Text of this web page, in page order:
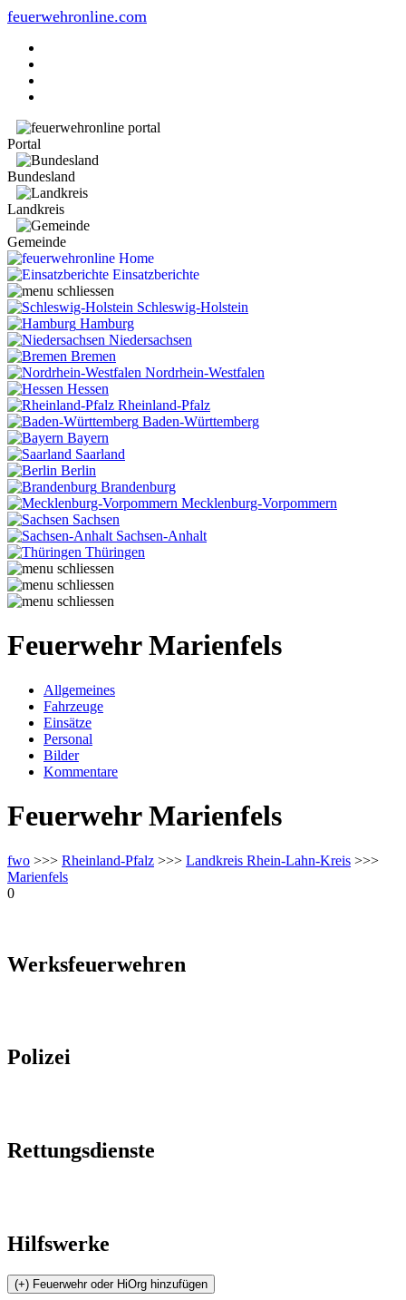
feuerwehronline.com
Portal
Bundesland
Landkreis
Gemeinde
Home
Einsatzberichte
Schleswig-Holstein
Hamburg
Niedersachsen
Bremen
Nordrhein-Westfalen
Hessen
Rheinland-Pfalz
Baden-Württemberg
Bayern
Saarland
Berlin
Brandenburg
Mecklenburg-Vorpommern
Sachsen
Sachsen-Anhalt
Thüringen
Feuerwehr Marienfels
Allgemeines
Fahrzeuge
Einsätze
Personal
Bilder
Kommentare
Feuerwehr Marienfels
fwo >>> Rheinland-Pfalz >>> Landkreis Rhein-Lahn-Kreis >>>
Marienfels
0
Werksfeuerwehren
Polizei
Rettungsdienste
Hilfswerke